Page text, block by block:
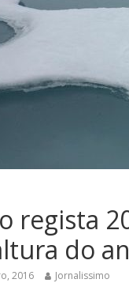
regista
do
2016 Jornalissimo